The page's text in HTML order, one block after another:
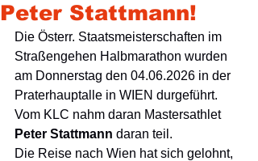
Peter Stattmann!
Die Österr. Staatsmeisterschaften im
Straßengehen Halbmarathon wurden
am Donnerstag den 04.06.2026 in der
Praterhauptalle in WIEN durgeführt.
Vom KLC nahm daran Mastersathlet
Peter Stattmann daran teil.
Die Reise nach Wien hat sich gelohnt,